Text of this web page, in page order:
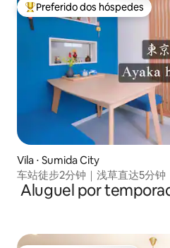
Entre os melhores preferidos
Preferido dos hóspedes
Vila ⋅ Sumida City
车站徒步2分钟｜浅草直达5分钟
徒步圈内｜成田羽田空港直达
Aluguel por